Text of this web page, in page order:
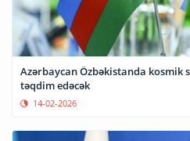
Azərbaycan Özbəkistanda kosmik
təqdim edəcək
14-02-2026